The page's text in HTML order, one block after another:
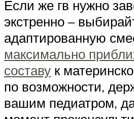
Если же гв нужно
экстренно –
адаптированную
максимально
составу к
по возможности,
вашим педиатром,